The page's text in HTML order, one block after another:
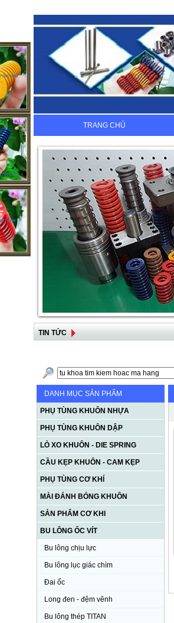
TRANG CHỦ
TIN TỨC
DANH MỤC SẢN PHẨM
PHỤ TÙNG KHUÔN NHỰA
PHỤ TÙNG KHUÔN DẬP
LÒ XO KHUÔN - DIE SPRING
CẦU KẸP KHUÔN - CAM KẸP
PHỤ TÙNG CƠ KHÍ
MÀI ĐÁNH BÓNG KHUÔN
SẢN PHẨM CƠ KHI
BU LÔNG ỐC VÍT
Bu lông chịu lực
Bu lông lục giác chìm
Đai ốc
Long đen - đệm vênh
Bu lông thép TITAN